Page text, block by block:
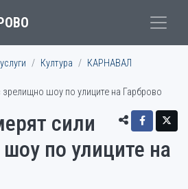
Култура
КАРНАВАЛ
зрелищно шоу по улиците на Гарброво
сили
по улиците на